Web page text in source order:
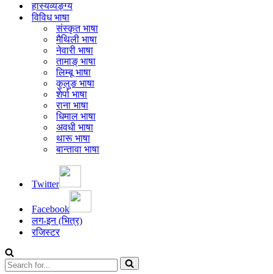
हास्यव्यङ्ग्य
विविध भाषा
संस्कृत भाषा
मैथिली भाषा
नेवारी भाषा
तामाङ् भाषा
लिम्बू भाषा
कुलुङ भाषा
शेर्पा भाषा
राना भाषा
धिमाल भाषा
अवधी भाषा
थारू भाषा
बान्तावा भाषा
Twitter
Facebook
लग-इन (भित्र)
रजिस्टर
Search